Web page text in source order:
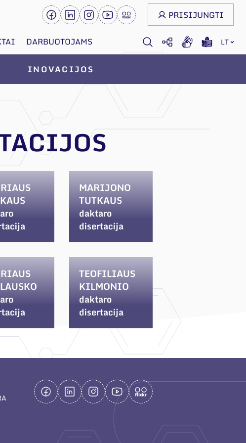
DARBUOTOJAMS LT
PRISIJUNGTI
INOVACIJOS
MARIJONO
TUTKAUS
daktaro
disertacija
TEOFILIAUS
KILMONIO
daktaro
disertacija